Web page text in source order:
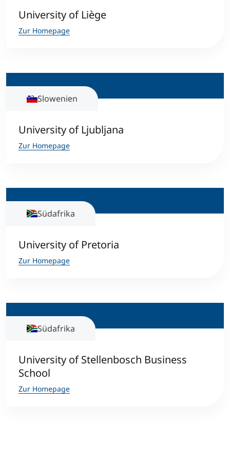
University of Liège
Zur Homepage
Slowenien
University of Ljubljana
Zur Homepage
Südafrika
University of Pretoria
Zur Homepage
Südafrika
University of Stellenbosch Business
School
Zur Homepage